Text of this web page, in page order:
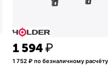
1 594₽
1 752 ₽ по безналичному расчёту